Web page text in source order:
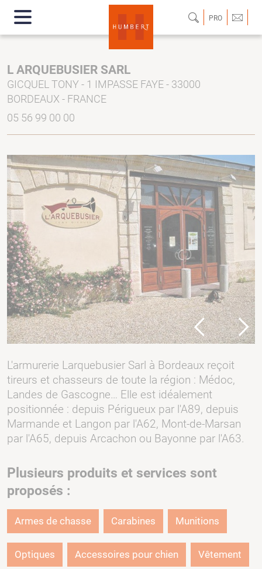
PRO
L ARQUEBUSIER SARL
GICQUEL TONY - 1 IMPASSE FAYE - 33000
BORDEAUX - FRANCE
05 56 99 00 00
Previous Next
L'armurerie Larquebusier Sarl à Bordeaux reçoit
tireurs et chasseurs de toute la région : Médoc,
Landes de Gascogne… Elle est idéalement
positionnée : depuis Périgueux par l'A89, depuis
Marmande et Langon par l'A62, Mont-de-Marsan
par l'A65, depuis Arcachon ou Bayonne par l'A63.
Plusieurs produits et services sont
proposés :
Armes de chasse Carabines Munitions
Optiques Accessoires pour chien Vêtement